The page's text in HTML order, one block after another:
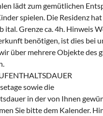
lädt zum gemütlichen
spielen. Die Residenz
ital. Grenze ca. 4h. Hinweis
benötigen, ist dies bei
über mehrere Objekte des
sowie die
in der von Ihnen
Sie bitte dem Kalender.